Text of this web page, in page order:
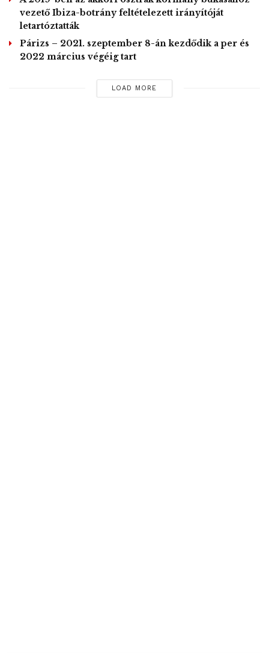
vezető Ibiza-botrány feltételezett irányítóját
letartóztatták
Párizs – 2021. szeptember 8-án kezdődik a per és
2022 március végéig tart
LOAD MORE